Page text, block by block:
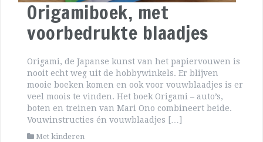
Origamiboek, met
voorbedrukte blaadjes
Origami, de Japanse kunst van het papiervouwen is
nooit echt weg uit de hobbywinkels. Er blijven
mooie boeken komen en ook voor vouwblaadjes is er
veel moois te vinden. Het boek Origami – auto’s,
boten en treinen van Mari Ono combineert beide.
Vouwinstructies én vouwblaadjes […]
Met kinderen